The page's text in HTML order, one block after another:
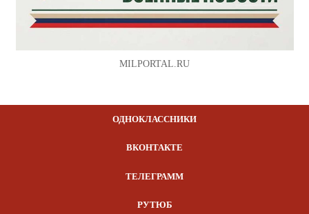
MILPORTAL.RU
ОДНОКЛАССНИКИ
ВКОНТАКТЕ
ТЕЛЕГРАММ
РУТЮБ